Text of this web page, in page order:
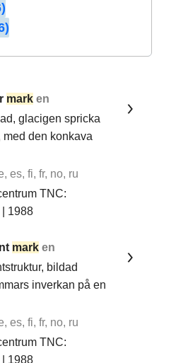
mark en
glacigen spricka
den konkava
es, fi, fr, no, ru
TNC:
1988
mark en
bildad
inverkan på en
es, fi, fr, no, ru
TNC:
1988